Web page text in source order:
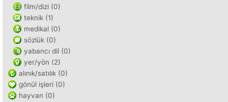
film/dizi (0)
teknik (1)
medikal (0)
sözlük (0)
yabancı dil (0)
yer/yön (2)
alınık/satılık (0)
gönül işleri (0)
hayvan (0)